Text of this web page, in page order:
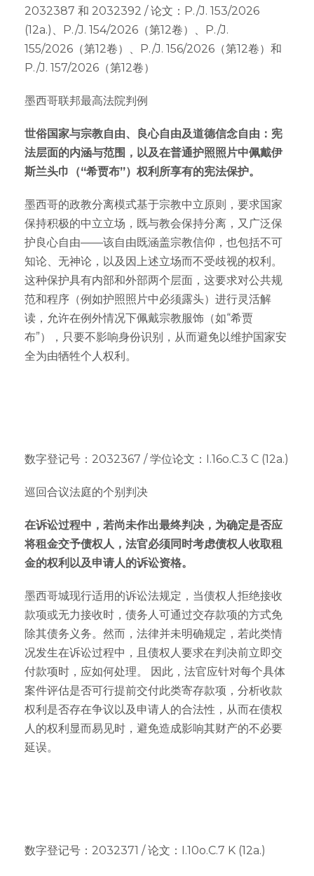
2032387 和 2032392 / 论文：P./J. 153/2026
(12a.)、P./J. 154/2026（第12卷）、P./J.
155/2026（第12卷）、P./J. 156/2026（第12卷）和
P./J. 157/2026（第12卷）
墨西哥联邦最高法院判例
世俗国家与宗教自由、良心自由及道德信念自由：宪
法层面的内涵与范围，以及在普通护照照片中佩戴伊
斯兰头巾（“希贾布”）权利所享有的宪法保护。
墨西哥的政教分离模式基于宗教中立原则，要求国家
保持积极的中立立场，既与教会保持分离，又广泛保
护良心自由——该自由既涵盖宗教信仰，也包括不可
知论、无神论，以及因上述立场而不受歧视的权利。
这种保护具有内部和外部两个层面，这要求对公共规
范和程序（例如护照照片中必须露头）进行灵活解
读，允许在例外情况下佩戴宗教服饰（如“希贾
布”），只要不影响身份识别，从而避免以维护国家安
全为由牺牲个人权利。
数字登记号：2032367 / 学位论文：I.16o.C.3 C (12a.)
巡回合议法庭的个别判决
在诉讼过程中，若尚未作出最终判决，为确定是否应
将租金交予债权人，法官必须同时考虑债权人收取租
金的权利以及申请人的诉讼资格。
墨西哥城现行适用的诉讼法规定，当债权人拒绝接收
款项或无力接收时，债务人可通过交存款项的方式免
除其债务义务。然而，法律并未明确规定，若此类情
况发生在诉讼过程中，且债权人要求在判决前立即交
付款项时，应如何处理。 因此，法官应针对每个具体
案件评估是否可行提前交付此类寄存款项，分析收款
权利是否存在争议以及申请人的合法性，从而在债权
人的权利显而易见时，避免造成影响其财产的不必要
延误。
数字登记号：2032371 / 论文：I.10o.C.7 K (12a.)